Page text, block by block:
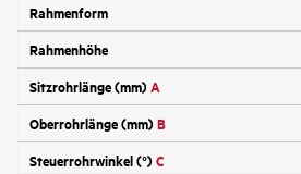
Rahmenform
Rahmenhöhe
Sitzrohrlänge (mm)A
Oberrohrlänge (mm)B
Steuerrohrwinkel (°)C